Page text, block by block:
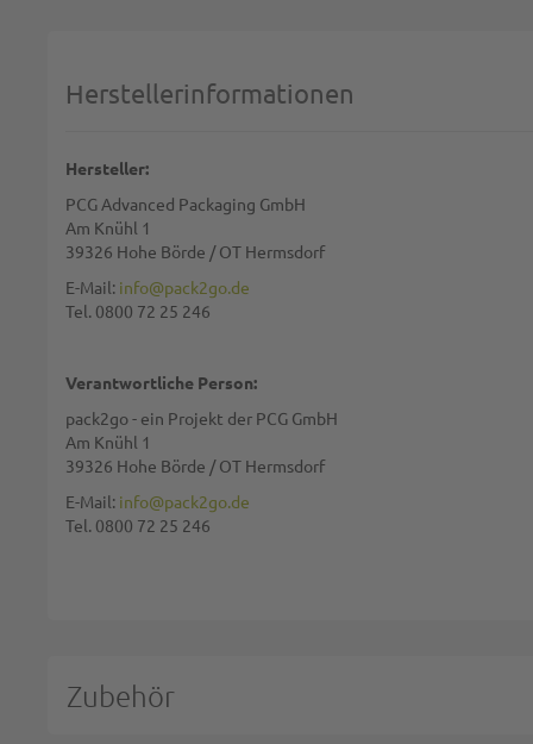
Zusammenfassung:
Herstellerinformationen
Hersteller:
PCG Advanced Packaging GmbH
Am Knühl 1
39326 Hohe Börde / OT Hermsdorf
E-Mail: info@pack2go.de
Tel. 0800 72 25 246
Verantwortliche Person:
pack2go - ein Projekt der PCG GmbH
Am Knühl 1
39326 Hohe Börde / OT Hermsdorf
E-Mail: info@pack2go.de
Tel. 0800 72 25 246
Zubehör